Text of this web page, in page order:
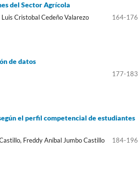
del Sector Agrícola
Cristobal Cedeño Valarezo 164-176
de datos
177-183
el perfil competencial de estudiantes
Freddy Aníbal Jumbo Castillo 184-196